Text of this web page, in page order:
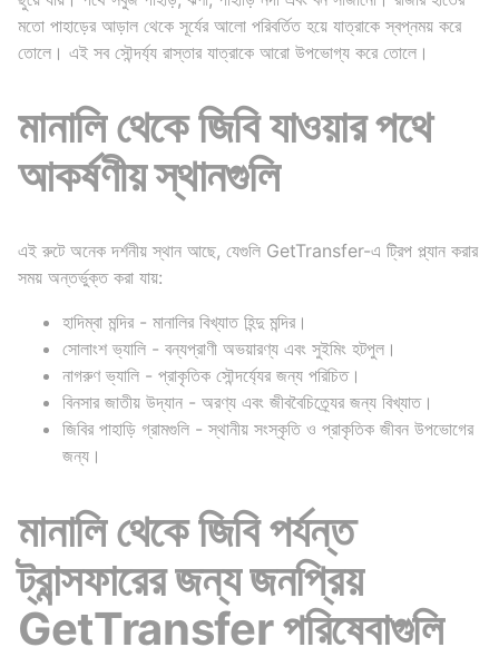
মতো পাহাড়ের আড়াল থেকে সূর্যের আলো পরিবর্তিত হয়ে যাত্রাকে স্বপ্নময় করে
তোলে। এই সব সৌন্দর্য্য রাস্তার যাত্রাকে আরো উপভোগ্য করে তোলে।
মানালি থেকে জিবি যাওয়ার পথে
আকর্ষণীয় স্থানগুলি
এই রুটে অনেক দর্শনীয় স্থান আছে, যেগুলি GetTransfer-এ ট্রিপ প্ল্যান করার
সময় অন্তর্ভুক্ত করা যায়:
হাদিম্বা মন্দির - মানালির বিখ্যাত হিন্দু মন্দির।
সোলাংশ ভ্যালি - বন্যপ্রাণী অভয়ারণ্য এবং সুইমিং হটপুল।
নাগরুণ ভ্যালি - প্রাকৃতিক সৌন্দর্য্যের জন্য পরিচিত।
বিনসার জাতীয় উদ্যান - অরণ্য এবং জীববৈচিত্র্যের জন্য বিখ্যাত।
জিবির পাহাড়ি গ্রামগুলি - স্থানীয় সংস্কৃতি ও প্রাকৃতিক জীবন উপভোগের
জন্য।
মানালি থেকে জিবি পর্যন্ত
ট্রান্সফারের জন্য জনপ্রিয়
GetTransfer পরিষেবাগুলি